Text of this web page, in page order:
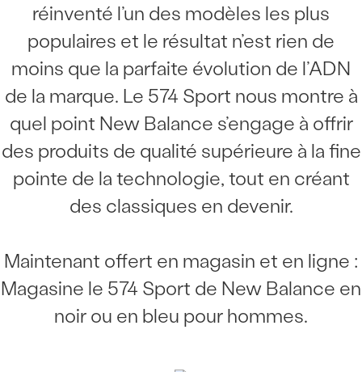
réinventé l’un des modèles les plus
populaires et le résultat n’est rien de
moins que la parfaite évolution de l’ADN
de la marque. Le 574 Sport nous montre à
quel point New Balance s’engage à offrir
des produits de qualité supérieure à la fine
pointe de la technologie, tout en créant
des classiques en devenir.
Maintenant offert en magasin et en ligne :
Magasine le 574 Sport de New Balance en
noir ou en bleu pour hommes.